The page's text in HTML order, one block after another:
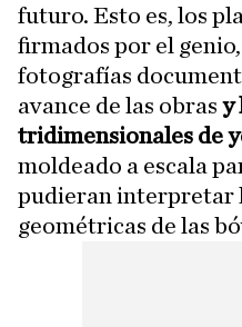
futuro. Esto es, los
firmados por el
fotografías
avance de las obras y
tridimensionales de
moldeado a escala
pudieran interpretar
geométricas de las